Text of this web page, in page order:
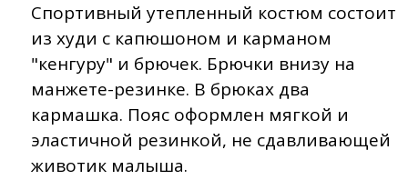
Спортивный утепленный костюм состоит
из худи с капюшоном и карманом
"кенгуру" и брючек. Брючки внизу на
манжете-резинке. В брюках два
кармашка. Пояс оформлен мягкой и
эластичной резинкой, не сдавливающей
животик малыша.